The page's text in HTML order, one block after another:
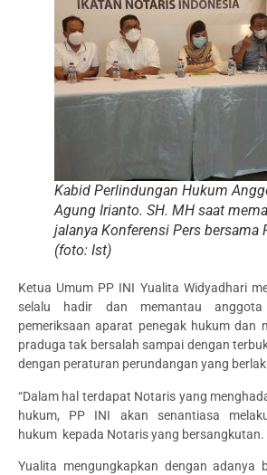
Kabid Perlindungan Hukum
Agung Irianto. SH. MH saat
jalanya Konferensi Pers bersama
(foto: Ist)
Ketua Umum PP INI Yualita Widyadhari
selalu hadir dan memantau
pemeriksaan aparat penegak hukum dan
praduga tak bersalah sampai dengan
dengan peraturan perundangan yang
“Dalam hal terdapat Notaris yang
hukum, PP INI akan senantiasa
hukum kepada Notaris yang bersangkutan.
Yualita mengungkapkan dengan adanya